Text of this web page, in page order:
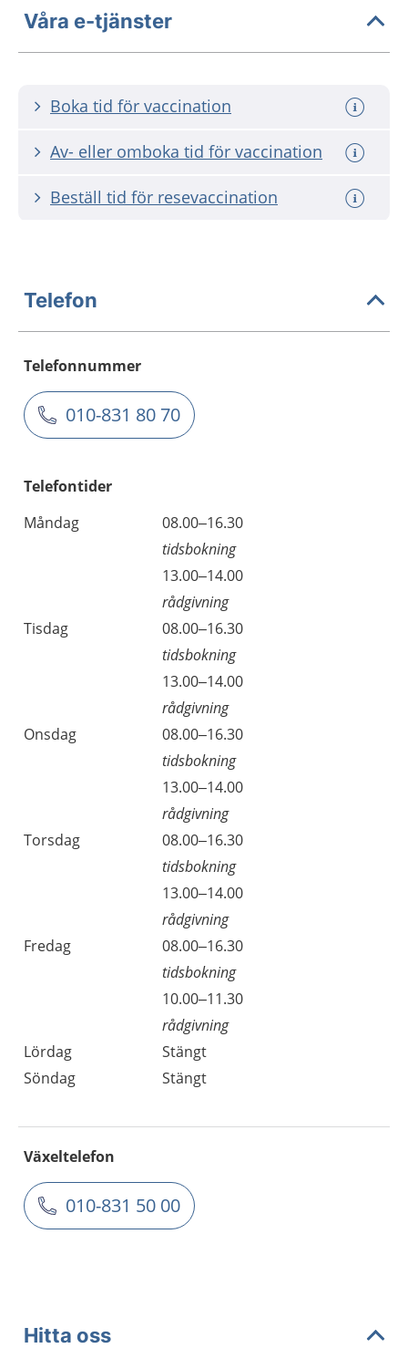
Våra e-tjänster
Boka tid för vaccination
Av- eller omboka tid för vaccination
Beställ tid för resevaccination
Telefon
Telefonnummer
010-831 80 70
Telefontider
Måndag
08.00–16.30
tidsbokning
13.00–14.00
rådgivning
Tisdag
08.00–16.30
tidsbokning
13.00–14.00
rådgivning
Onsdag
08.00–16.30
tidsbokning
13.00–14.00
rådgivning
Torsdag
08.00–16.30
tidsbokning
13.00–14.00
rådgivning
Fredag
08.00–16.30
tidsbokning
10.00–11.30
rådgivning
Lördag
Stängt
Söndag
Stängt
Växeltelefon
010-831 50 00
Hitta oss